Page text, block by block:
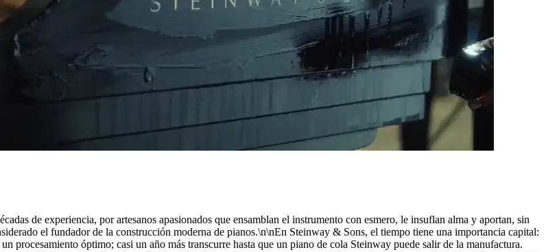
de experiencia, por artesanos apasionados que ensamblan el instrumento con esmero, le insuflan alma y aportan, sin
el fundador de la construcción moderna de pianos.\n\nEn Steinway ⁠&⁠ Sons, el tiempo tiene una importancia capital:
procesamiento óptimo; casi un año más transcurre hasta que un piano de cola Steinway puede salir de la manufactura.